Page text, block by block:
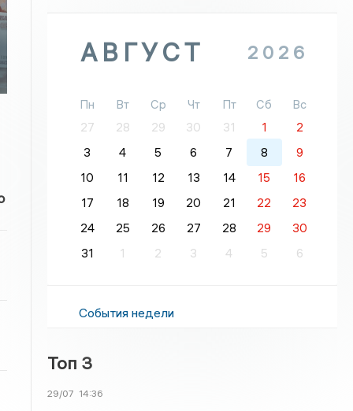
АВГУСТ 2026
Пн Вт Ср Чт Пт Сб
Вс
27
28 29 30 31 1
2
3
4 5 6 7 8
9
10
11 12 13 14 15
16
17
18 19 20 21 22
23
24
25 26 27 28 29
30
31
1 2 3 4 5 6
События недели
Топ 3
29/07 14:36